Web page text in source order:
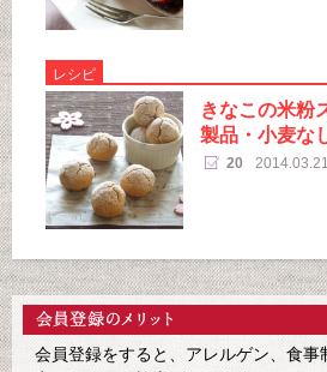
レシピ
きなこの米粉
製品・小麦な
20 2014.03.21
会員登録をすると、アレルゲン、食事